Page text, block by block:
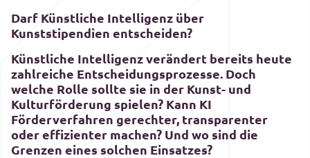
Darf Künstliche Intelligenz über
Kunststipendien entscheiden?
Künstliche Intelligenz verändert bereits heute
zahlreiche Entscheidungsprozesse. Doch
welche Rolle sollte sie in der Kunst- und
Kulturförderung spielen? Kann KI
Förderverfahren gerechter, transparenter
oder effizienter machen? Und wo sind die
Grenzen eines solchen Einsatzes?